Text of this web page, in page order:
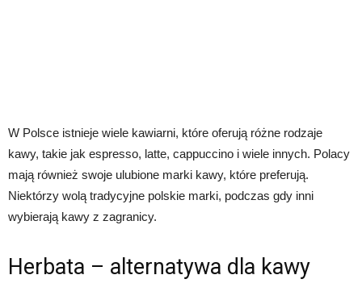
W Polsce istnieje wiele kawiarni, które oferują różne rodzaje
kawy, takie jak espresso, latte, cappuccino i wiele innych. Polacy
mają również swoje ulubione marki kawy, które preferują.
Niektórzy wolą tradycyjne polskie marki, podczas gdy inni
wybierają kawy z zagranicy.
Herbata – alternatywa dla kawy